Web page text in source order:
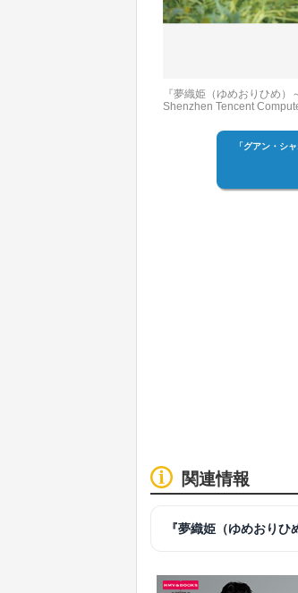
『夢織姫（ゆめおりひめ
Shenzhen Tencent
「グアン・シ
関連情報
『夢織姫（ゆめおり